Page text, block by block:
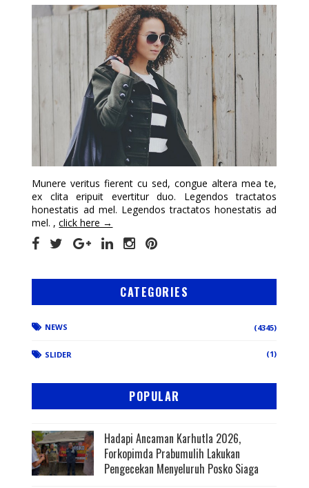
Munere veritus fierent cu sed, congue altera mea te,
ex clita eripuit evertitur duo. Legendos tractatos
honestatis ad mel. Legendos tractatos honestatis ad
mel. ,click here →
CATEGORIES
NEWS (4345)
SLIDER (1)
POPULAR
Hadapi Ancaman Karhutla 2026,
Forkopimda Prabumulih Lakukan
Pengecekan Menyeluruh Posko Siaga